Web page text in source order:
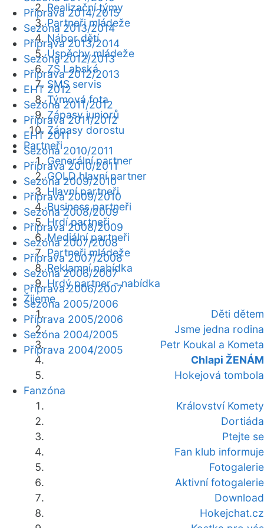
Realizační týmy
Partneři mládeže
Nábor dětí
Úspěchy mládeže
ZŠ Labská
SMS servis
Týmová fota
Zápasy juniorů
Zápasy dorostu
Partneři
Generální partner
GOLD hlavní partner
Hlavní partneři
Business partneři
Hrdí partneři
Mediální partneři
Partneři mládeže
Reklamní nabídka
Hrdý partner - nabídka
Žijeme
Děti dětem
Jsme jedna rodina
Petr Koukal a Kometa
Chlapi ŽENÁM
Hokejová tombola
Fanzóna
Království Komety
Dortiáda
Ptejte se
Fan klub informuje
Fotogalerie
Aktivní fotogalerie
Download
Hokejchat.cz
Příprava 2014/2015
Sezóna 2013/2014
Příprava 2013/2014
Sezóna 2012/2013
Příprava 2012/2013
EHT 2012
Sezóna 2011/2012
Příprava 2011/2012
EHT 2011
Sezóna 2010/2011
Příprava 2010/2011
Sezóna 2009/2010
Příprava 2009/2010
Sezóna 2008/2009
Příprava 2008/2009
Sezóna 2007/2008
Příprava 2007/2008
Sezóna 2006/2007
Příprava 2006/2007
Sezóna 2005/2006
Příprava 2005/2006
Sezóna 2004/2005
Příprava 2004/2005